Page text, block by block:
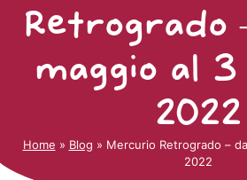
Retrogrado
maggio al 3
2022
Home » Blog » Mercurio Retrogrado –
2022